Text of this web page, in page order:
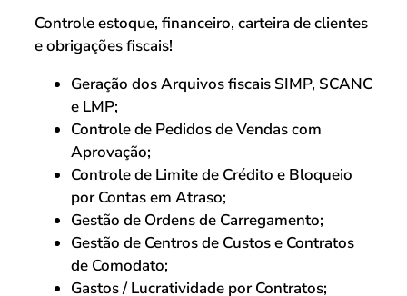
Controle estoque, financeiro, carteira de clientes
e obrigações fiscais!
Geração dos Arquivos fiscais SIMP, SCANC
e LMP;
Controle de Pedidos de Vendas com
Aprovação;
Controle de Limite de Crédito e Bloqueio
por Contas em Atraso;
Gestão de Ordens de Carregamento;
Gestão de Centros de Custos e Contratos
de Comodato;
Gastos / Lucratividade por Contratos;